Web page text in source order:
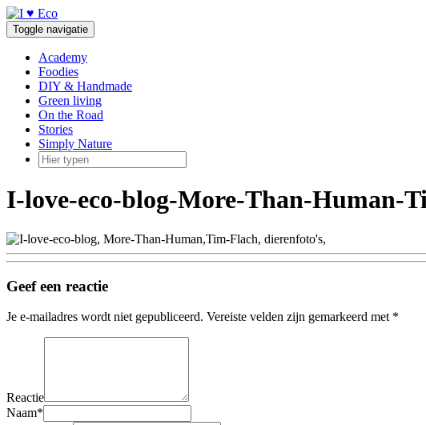
Doorgaan
naar
inhoud
Toggle navigatie
Academy
Foodies
DIY & Handmade
Green living
On the Road
Stories
Simply Nature
I-love-eco-blog-More-Than-Human-
Geef een reactie
Je e-mailadres wordt niet gepubliceerd. Vereiste velden zijn gemarkeerd met *
Reactie
Naam*